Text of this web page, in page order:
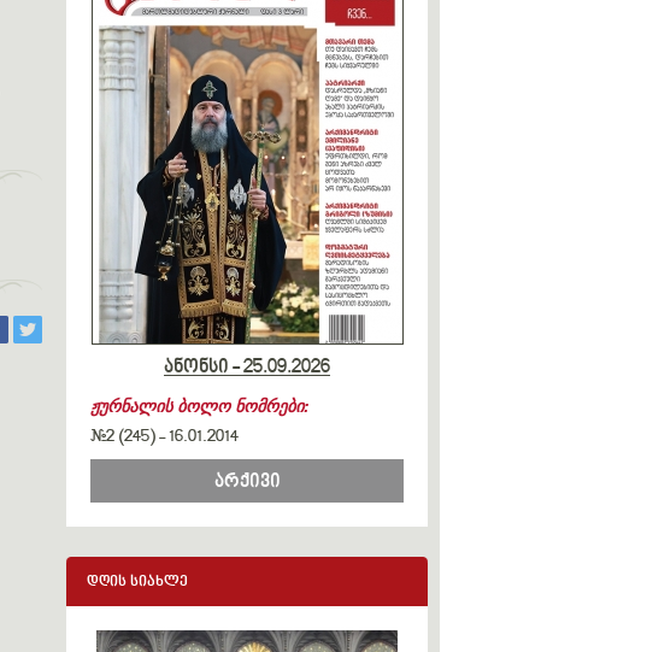
ანონსი - 25.09.2026
ჟურნალის ბოლო ნომრები:
#2 (245)-16.01.2014
არქივი
დღის სიახლე